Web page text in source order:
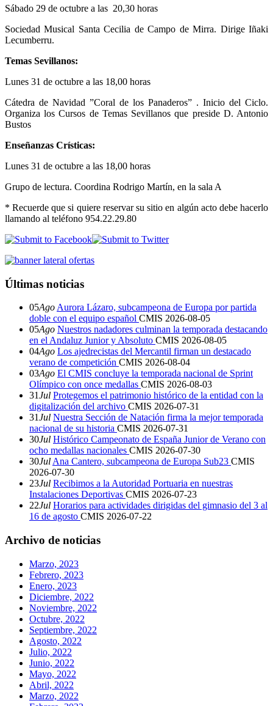
Sábado 29 de octubre a las 20,30 horas
Sociedad Musical Santa Cecilia de Campo de Mirra. Dirige Iñaki
Lecumberru.
Temas Sevillanos:
Lunes 31 de octubre a las 18,00 horas
Cátedra de Navidad ”Coral de los Panaderos” . Inicio del Ciclo.
Organiza los Cursos de Temas Sevillanos que preside D. Antonio
Bustos
Enseñanzas Crísticas:
Lunes 31 de octubre a las 18,00 horas
Grupo de lectura. Coordina Rodrigo Martín, en la sala A
* Recuerde que si quiere reservar su sitio en algún acto debe hacerlo
llamando al teléfono 954.22.29.80
Últimas noticias
05Ago Aurora Lázaro, subcampeona de Europa por partida
doble con el equipo español CMIS 2026-08-05
05Ago Nuestros nadadores culminan la temporada destacando
en el Andaluz Junior y Absoluto CMIS 2026-08-05
04Ago Los ajedrecistas del Mercantil firman un destacado
verano de competición CMIS 2026-08-04
03Ago El CMIS concluye la temporada nacional de Sprint
Olímpico con once medallas CMIS 2026-08-03
31Jul Protegemos el patrimonio histórico de la entidad con la
digitalización del archivo CMIS 2026-07-31
31Jul Nuestra Sección de Natación firma la mejor temporada
nacional de su historia CMIS 2026-07-31
30Jul Histórico Campeonato de España Junior de Verano con
ocho medallas nacionales CMIS 2026-07-30
30Jul Ana Cantero, subcampeona de Europa Sub23 CMIS
2026-07-30
23Jul Recibimos a la Autoridad Portuaria en nuestras
Instalaciones Deportivas CMIS 2026-07-23
22Jul Horarios para actividades dirigidas del gimnasio del 3 al
16 de agosto CMIS 2026-07-22
Archivo de noticias
Marzo, 2023
Febrero, 2023
Enero, 2023
Diciembre, 2022
Noviembre, 2022
Octubre, 2022
Septiembre, 2022
Agosto, 2022
Julio, 2022
Junio, 2022
Mayo, 2022
Abril, 2022
Marzo, 2022